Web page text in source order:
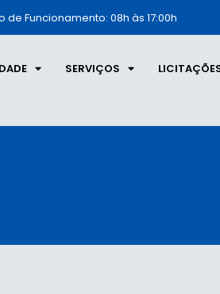
de Funcionamento: 08h às 17:00h
SERVIÇOS